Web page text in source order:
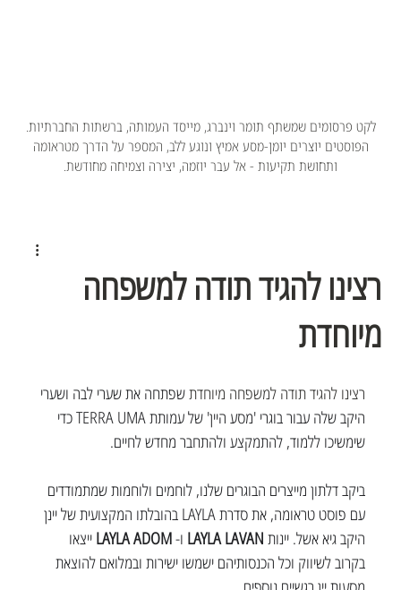
רצינו להגיד תודה למשפחה
מיוחדת
רצינו להגיד תודה למשפחה מיוחדת שפתחה את שערי לבה ושערי
היקב שלה עבור בוגרי 'מסע היין' של עמותת TERRA UMA כדי
שימשיכו ללמוד, להתמקצע ולהתחבר מחדש לחיים.
ביקב דלתון מייצרים הבוגרים שלנו, לוחמים ולוחמות שמתמודדים
עם פוסט טראומה, את סדרת LAYLA בהובלתו המקצועית של יינן
היקב גיא אשל. יינות LAYLA LAVAN ו- LAYLA ADOM ייצאו
בקרוב לשיווק וכל הכנסותיהם ישמשו ישירות ובמלואם להוצאת
לקט פרסומים שמשתף תומר וינברג, מייסד העמותה, ברשתות החברתיות.
הפוסטים יוצרים יומן-מסע אמיץ ונוגע ללב, המספר על הדרך מטראומה
ותחושת תקיעות - אל עבר יוזמה, יצירה וצמיחה מחודשת.